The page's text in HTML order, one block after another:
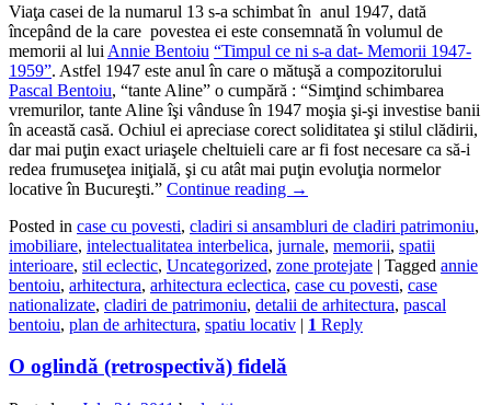
Viaţa casei de la numarul 13 s-a schimbat în anul 1947, dată
începând de la care povestea ei este consemnată în volumul de
memorii al lui Annie Bentoiu “Timpul ce ni s-a dat- Memorii 1947-
1959”. Astfel 1947 este anul în care o mătuşă a compozitorului
Pascal Bentoiu, “tante Aline” o cumpără : “Simţind schimbarea
vremurilor, tante Aline îşi vânduse în 1947 moşia şi-şi investise banii
în această casă. Ochiul ei apreciase corect soliditatea şi stilul clădirii,
dar mai puţin exact uriaşele cheltuieli care ar fi fost necesare ca să-i
redea frumuseţea iniţială, şi cu atât mai puţin evoluţia normelor
locative în Bucureşti.” Continue reading →
Posted in case cu povesti, cladiri si ansambluri de cladiri patrimoniu,
imobiliare, intelectualitatea interbelica, jurnale, memorii, spatii
interioare, stil eclectic, Uncategorized, zone protejate | Tagged annie
bentoiu, arhitectura, arhitectura eclectica, case cu povesti, case
nationalizate, cladiri de patrimoniu, detalii de arhitectura, pascal
bentoiu, plan de arhitectura, spatiu locativ | 1 Reply
O oglindă (retrospectivă) fidelă